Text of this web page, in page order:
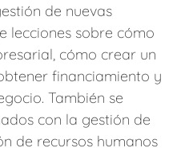
de nuevas
lecciones sobre cómo
cómo crear un
financiamiento y
También se
con la gestión de
de recursos humanos